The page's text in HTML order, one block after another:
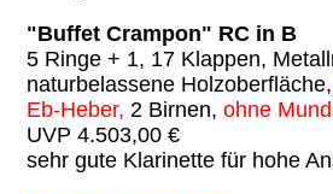
"Buffet Crampon" RC in B
5 Ringe + 1, 17 Klappen,
naturbelassene Holzoberfläche,
Eb-Heber,2 Birnen,ohne
UVP 4.503,00 €
sehr gute Klarinette für hohe